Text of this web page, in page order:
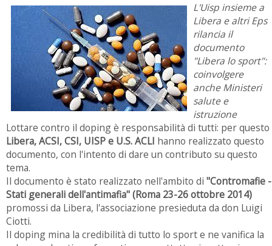
L'Uisp insieme a
Libera e altri Eps
rilancia il
documento
"Libera lo sport":
coinvolgere
anche Ministeri
salute e
istruzione
Lottare contro il doping è responsabilità di tutti: per questo
Libera, ACSI, CSI, UISP e U.S. ACLI hanno realizzato questo
documento, con l'intento di dare un contributo su questo
tema.
Il documento è stato realizzato nell'ambito di "Contromafie -
Stati generali dell'antimafia" (Roma 23-26 ottobre 2014)
promossi da Libera, l'associazione presieduta da don Luigi
Ciotti.
Il doping mina la credibilità di tutto lo sport e ne vanifica la